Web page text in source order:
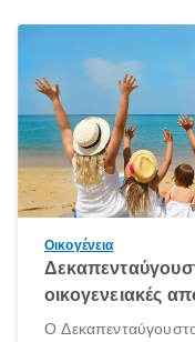
Οικογένεια
οικογενειακές
Ο